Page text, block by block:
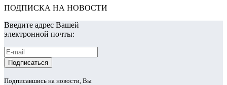
ПОДПИСКА НА НОВОСТИ
Введите адрес Вашей
электронной почты:
Подписавшись на новости, Вы